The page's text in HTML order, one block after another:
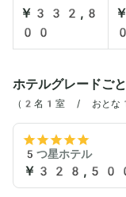
￥332,8
00
ホテルグレードご
（2名1室 / おとな1
5つ星ホテル
￥